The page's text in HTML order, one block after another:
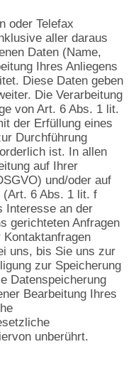
oder Telefax
aller daraus
Daten (Name,
Ihres Anliegens
Diese Daten geben
Die Verarbeitung
von Art. 6 Abs. 1 lit.
der Erfüllung eines
Durchführung
ist. In allen
auf Ihrer
und/oder auf
(Art. 6 Abs. 1 lit. f
Interesse an der
gerichteten Anfragen
Kontaktanfragen
uns, bis Sie uns zur
zur Speicherung
Datenspeicherung
Bearbeitung Ihres
unberührt.